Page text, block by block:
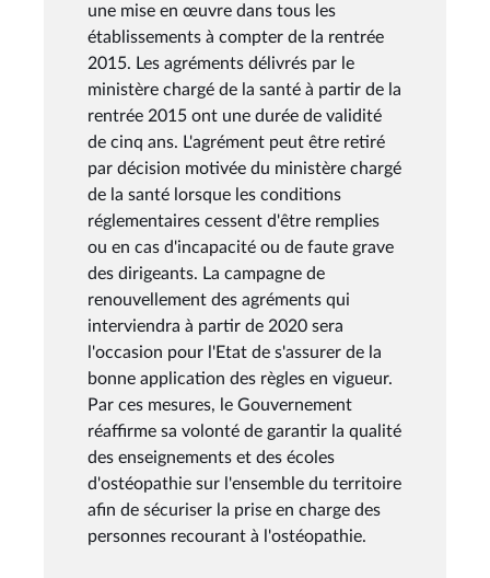
une mise en œuvre dans tous les
établissements à compter de la rentrée
2015. Les agréments délivrés par le
ministère chargé de la santé à partir de la
rentrée 2015 ont une durée de validité
de cinq ans. L'agrément peut être retiré
par décision motivée du ministère chargé
de la santé lorsque les conditions
réglementaires cessent d'être remplies
ou en cas d'incapacité ou de faute grave
des dirigeants. La campagne de
renouvellement des agréments qui
interviendra à partir de 2020 sera
l'occasion pour l'Etat de s'assurer de la
bonne application des règles en vigueur.
Par ces mesures, le Gouvernement
réaffirme sa volonté de garantir la qualité
des enseignements et des écoles
d'ostéopathie sur l'ensemble du territoire
afin de sécuriser la prise en charge des
personnes recourant à l'ostéopathie.